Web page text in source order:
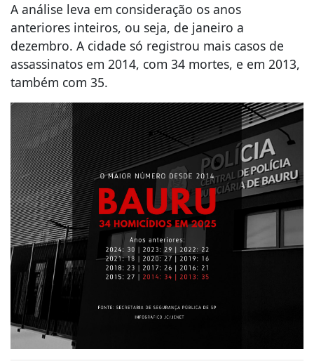
A análise leva em consideração os anos
anteriores inteiros, ou seja, de janeiro a
dezembro. A cidade só registrou mais casos de
assassinatos em 2014, com 34 mortes, e em 2013,
também com 35.